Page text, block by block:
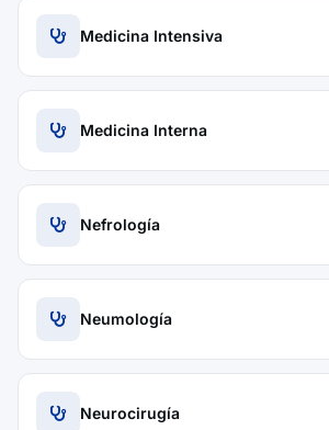
Medicina Intensiva
Medicina Interna
Nefrología
Neumología
Neurocirugía